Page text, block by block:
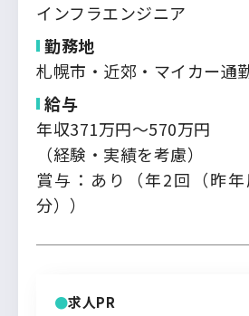
ログイン
インフラエンジニア
勤務地
札幌市・近郊・マイカー通
給与
年収371万円～570万円
（経験・実績を考慮）
賞与：あり（年2回（昨
分））
求人PR